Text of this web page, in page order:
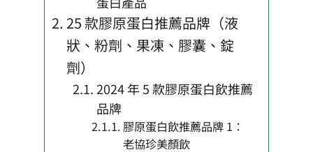
25 款膠原蛋白推薦品牌（液
狀、粉劑、果凍、膠囊、錠
劑）
2024 年 5 款膠原蛋白飲推薦
品牌
膠原蛋白飲推薦品牌 1：
老協珍美顏飲